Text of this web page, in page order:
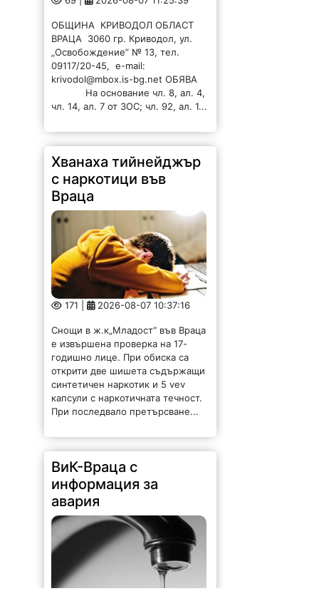
ОБЩИНА КРИВОДОЛ ОБЛАСТ
ВРАЦА 3060 гр. Криводол, ул.
„Освобождение” № 13, тел.
09117/20-45, e-mail:
krivodol@mbox.is-bg.net ОБЯВА
На основание чл. 8, ал. 4,
чл. 14, ал. 7 от ЗОС; чл. 92, ал. 1...
Хванаха тийнейджър
с наркотици във
Враца
171 | 2026-08-07 10:37:16
Снощи в ж.к„Младост“ във Враца
е извършена проверка на 17-
годишно лице. При обиска са
открити две шишета съдържащи
синтетичен наркотик и 5 vev
капсули с наркотичната течност.
При последвало претърсване...
ВиК-Враца с
информация за
авария